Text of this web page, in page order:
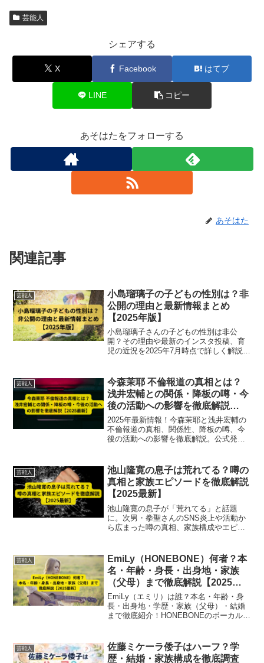
芸能人
シェアする
X Facebook はてブ
LINE コピー
あそはたをフォローする
あそはた
関連記事
芸能人
小島瑠璃子の子どもの性別は？非
公開の理由と最新情報まとめ
【2025年版】
小島瑠璃子さんの子どもの性別は非公
開？その理由や最新のインスタ投稿、育
児の近況を2025年7月時点で詳しく解説。
芸能人
今森茉耶 不倫報道の真相とは？
浅井宏輔との関係・降板の噂・今
後の活動への影響を徹底解説
【2025最新】
2025年最新情報！今森茉耶と浅井宏輔の
不倫報道の真相、関係性、降板の噂、今
後の活動への影響を徹底解説。公式発表
芸能人
池山隆寛の息子は荒れてる？噂の
真相と家族エピソードを徹底解説
【2025最新】
池山隆寛の息子が「荒れてる」と話題
に。次男・拳聖さんのSNS炎上や活動か
ら広まった噂の真相、家族構成やエピソ
芸能人
EmiLy（HONEBONE）何者？本
名・年齢・身長・出身地・家族
（父母）まで徹底解説【2025最
新】
EmiLy（エミリ）は誰？本名・年齢・身
長・出身地・学歴・家族（父母）・結婚
まで徹底紹介！HONEBONEのボーカルと
芸能人
佐藤ミケーラ倭子はハーフ？学
歴・結婚・家族構成を徹底調査